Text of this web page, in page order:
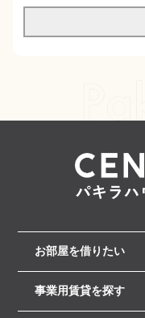
お部屋を借りたい
事業用賃貸を探す